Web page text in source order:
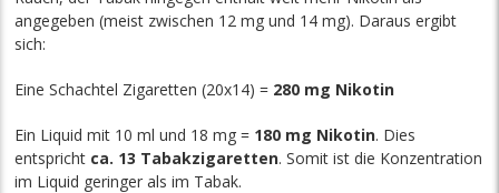
angegeben (meist zwischen 12 mg und 14 mg). Daraus ergibt
sich:
Eine Schachtel Zigaretten (20x14) = 280 mg Nikotin
Ein Liquid mit 10 ml und 18 mg = 180 mg Nikotin. Dies
entspricht ca. 13 Tabakzigaretten. Somit ist die Konzentration
im Liquid geringer als im Tabak.